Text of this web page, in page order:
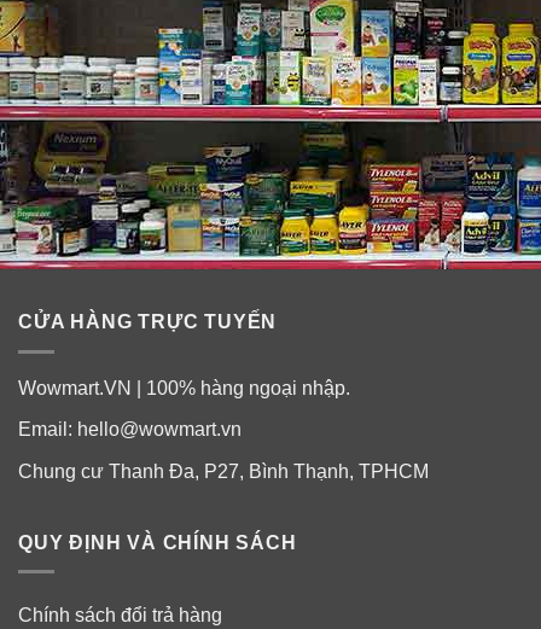
CỬA HÀNG TRỰC TUYẾN
Wowmart.VN | 100% hàng ngoại nhập.
Email: hello@wowmart.vn
Chung cư Thanh Đa, P27, Bình Thạnh, TPHCM
QUY ĐỊNH VÀ CHÍNH SÁCH
Chính sách đổi trả hàng